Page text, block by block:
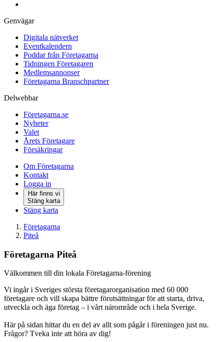
Genvägar
Digitala nätverket
Eventkalendern
Poddar från Företagarna
Tidningen Företagaren
Medlemsannonser
Företagarna Branschpartner
Delwebbar
Företagarna.se
Nyheter
Valet
Årets Företagare
Försäkringar
Om Företagarna
Kontakt
Logga in
Här finns vi
Stäng karta
Stäng karta
Företagarna
Piteå
Företagarna Piteå
Välkommen till din lokala Företagarna-förening
Vi ingår i Sveriges största företagarorganisation med 60 000
företagare och vill skapa bättre förutsättningar för att starta, driva,
utveckla och äga företag – i vårt närområde och i hela Sverige.
Här på sidan hittar du en del av allt som pågår i föreningen just nu.
Frågor? Tveka inte att höra av dig!